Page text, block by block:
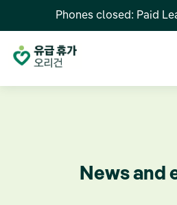
Phones closed: Paid
News and